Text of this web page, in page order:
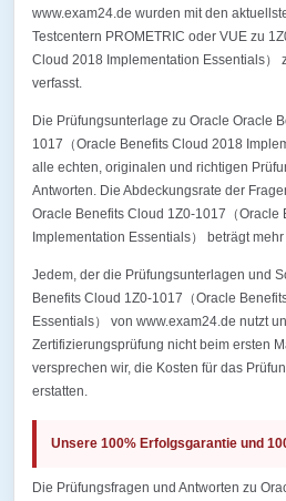
www.exam24.de wurden mit den
Testcentern PROMETRIC oder VUE zu
Cloud 2018 Implementation Essentials）
verfasst.
Die Prüfungsunterlage zu Oracle Oracle
1017（Oracle Benefits Cloud 2018
alle echten, originalen und richtigen
Antworten. Die Abdeckungsrate der
Oracle Benefits Cloud 1Z0-1017（Oracle
Implementation Essentials） beträgt
Jedem, der die Prüfungsunterlagen und
Benefits Cloud 1Z0-1017（Oracle
Essentials） von www.exam24.de nutzt
Zertifizierungsprüfung nicht beim ersten
versprechen wir, die Kosten für das
erstatten.
Unsere 100% Erfolgsgarantie und
Die Prüfungsfragen und Antworten zu